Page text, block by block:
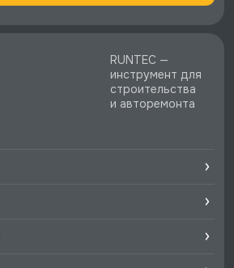
RUNTEC —
инструмент для
строительства
и авторемонта